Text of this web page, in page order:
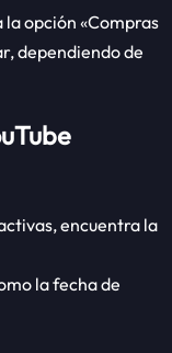
la opción «Compras
dependiendo de
encuentra la
la fecha de